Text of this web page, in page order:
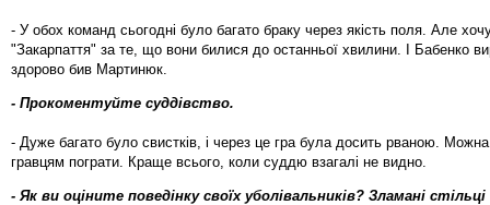
- У обох команд сьогодні було багато браку через якість поля. Але
"Закарпаття" за те, що вони билися до останньої хвилини. І Бабенко
здорово бив Мартинюк.
- Прокоментуйте суддівство.
- Дуже багато було свистків, і через це гра була досить рваною.
гравцям пограти. Краще всього, коли суддю взагалі не видно.
- Як ви оціните поведінку своїх уболівальників? Зламані стільці